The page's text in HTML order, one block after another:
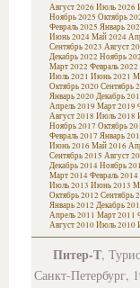
Август 2026 Июль 2026
Ноябрь 2025 Октябрь
Февраль 2025 Январь
Июнь 2024Май 2024
Сентябрь 2023 Август
Декабрь 2022 Ноябрь
Март 2022 Февраль 2022
Июль 2021 Июнь 2021
Октябрь 2020Сентябрь
Январь 2020Декабрь
Апрель 2019 Март 2019
Август 2018 Июль 2018
Ноябрь 2017 Октябрь
Февраль 2017 Январь
Июнь 2016 Май 2016
Сентябрь 2015 Август
Декабрь 2014Ноябрь
Март 2014Февраль 2014
Июль 2013 Июнь 2013
Октябрь 2012 Сентябрь
Январь 2012 Декабрь
Апрель 2011 Март 2011
Август 2010Июль 2010
Питер-Т,
Санкт-Петербург,